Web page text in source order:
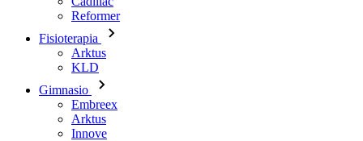
Reformer
Fisioterapia
Arktus
KLD
Gimnasio
Embreex
Arktus
Innove